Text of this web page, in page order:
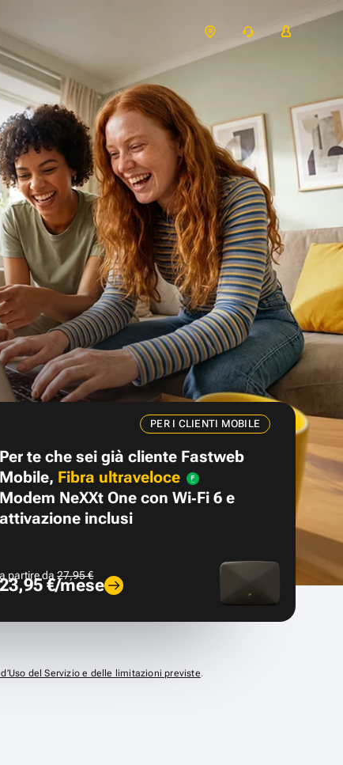
PER I CLIENTI MOBILE
Per te che sei già cliente Fastweb
Mobile, Fibra ultraveloce
Modem NeXXt One con Wi‑Fi 6 e
attivazione inclusi
a partire da27,95 €
23,95 €/mese
del Servizio e delle limitazioni previste.